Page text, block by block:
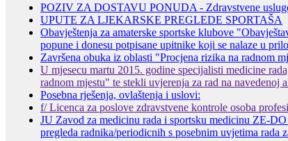
POZIV ZA DOSTAVU PONUDA - Zdravstvene
UPUTE ZA LJEKARSKE PREGLEDE SPORTAŠA
Obavještenja za amaterske sportske klubove
popune i donesu potpisane upitnike koji se nalaze u
Završena obuka iz oblasti "Procjena rizika na radnom
U mjesecu martu 2015. godine specijalisti medicine
radnom mjestu" te stekli uvjerenja za rad na navedenoj
Posebna rješenja, ovlaštenja i uslovi:
f/ Licenca za poslove zdravstvene kontrole osoba
JU Zavod za medicinu rada i sportsku medicinu ZE-
pregleda radnika/periodicnih s posebnim uvjetima rada